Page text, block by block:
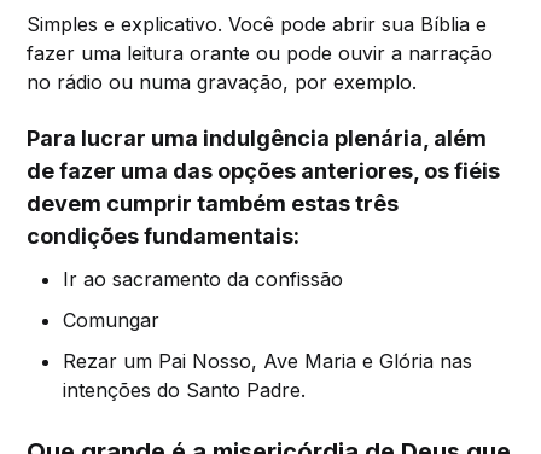
Simples e explicativo. Você pode abrir sua Bíblia e
fazer uma leitura orante ou pode ouvir a narração
no rádio ou numa gravação, por exemplo.
Para lucrar uma indulgência plenária, além
de fazer uma das opções anteriores, os fiéis
devem cumprir também estas três
condições fundamentais:
Ir ao sacramento da confissão
Comungar
Rezar um Pai Nosso, Ave Maria e Glória nas
intenções do Santo Padre.